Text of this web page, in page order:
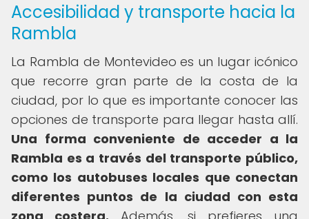
Accesibilidad y transporte hacia la
Rambla
La Rambla de Montevideo es un lugar icónico
que recorre gran parte de la costa de la
ciudad, por lo que es importante conocer las
opciones de transporte para llegar hasta allí.
Una forma conveniente de acceder a la
Rambla es a través del transporte público,
como los autobuses locales que conectan
diferentes puntos de la ciudad con esta